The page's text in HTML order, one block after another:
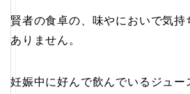
賢者の食卓の、味やにおいで気持
ありません。
妊娠中に好んで飲んでいるジュー